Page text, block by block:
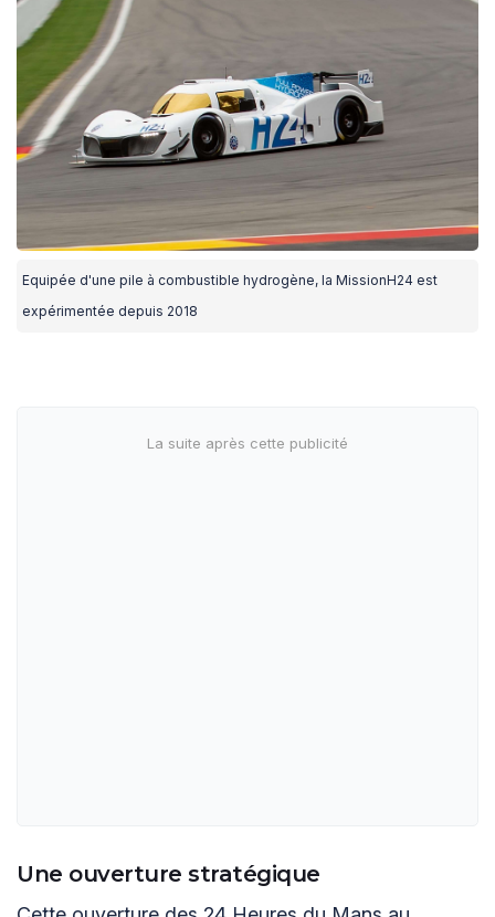
Equipée d'une pile à combustible hydrogène, la MissionH24 est
expérimentée depuis 2018
Une ouverture stratégique